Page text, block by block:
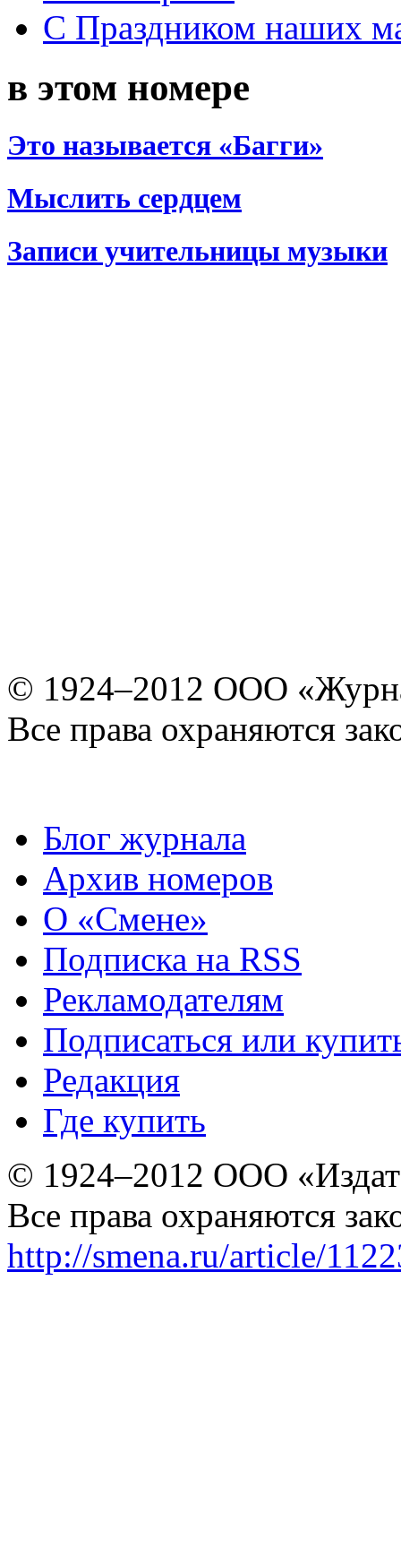
С Праздником наших
в этом номере
Это называется «Багги»
Мыслить сердцем
Записи учительницы музыки
© 1924–2012 ООО
Все права охраняются
Блог журнала
Архив номеров
О «Смене»
Подписка на RSS
Рекламодателям
Подписаться или
Редакция
Где купить
© 1924–2012 ООО
Все права охраняются
http://smena.ru/article/